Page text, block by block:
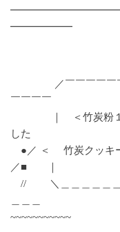
━━━━━━
／￣￣￣￣￣￣￣
￣￣￣￣
｜ ＜竹炭粉１０
した
●／ ＜ 竹炭クッキー
／■ ｜
// ＼＿＿＿＿＿＿＿
~~~~~~~~~~~